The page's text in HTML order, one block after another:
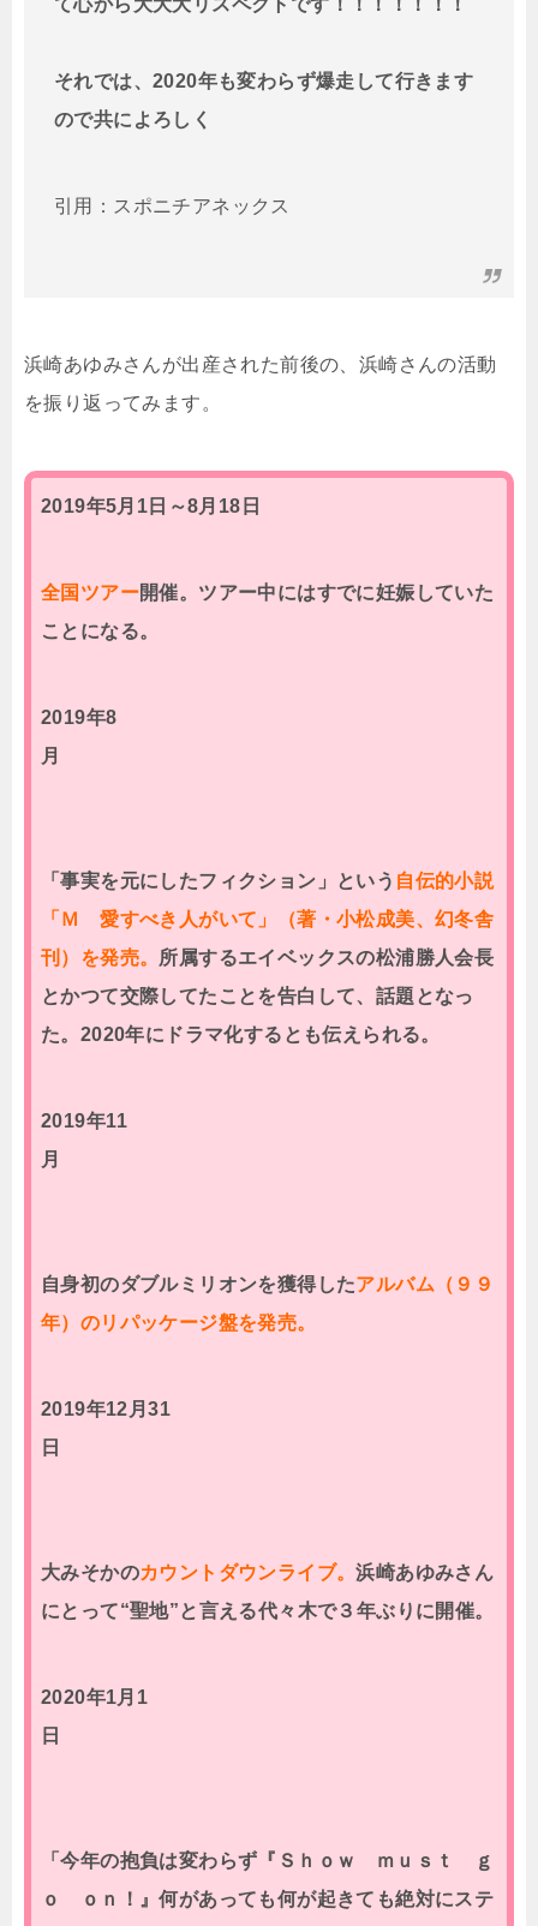
て心から大大大リスペクトです！！！！！！！
それでは、2020年も変わらず爆走して行きます
ので共によろしく
引用：スポニチアネックス
浜崎あゆみさんが出産された前後の、浜崎さんの活動
を振り返ってみます。
2019年5月1日～8月18日
全国ツアー開催。ツアー中にはすでに妊娠していた
ことになる。
2019年8
月
「事実を元にしたフィクション」という 自伝的小説
「Ｍ 愛すべき人がいて」（著・小松成美、幻冬舎
刊）を発売。 所属するエイベックスの松浦勝人会長
とかつて交際してたことを告白して、話題となっ
た。2020年にドラマ化するとも伝えられる。
2019年11
月
自身初のダブルミリオンを獲得したアルバム（９９
年）のリパッケージ盤を発売。
2019年12月31
日
大みそかのカウントダウンライブ。浜崎あゆみさん
にとって“聖地”と言える代々木で３年ぶりに開催。
2020年1月1
日
「今年の抱負は変わらず『Ｓｈｏｗ ｍｕｓｔ ｇ
ｏ ｏｎ！』何があっても何が起きても絶対にステ